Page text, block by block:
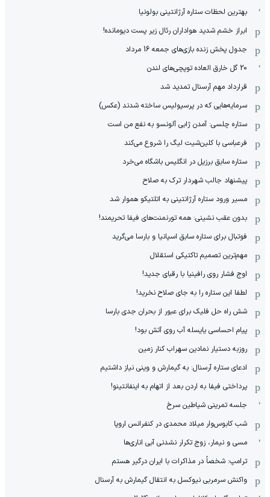
بهترین لحظات ستاره آرژانتینی بولونیا
ابراز خشم شدید هواداران رئال زیر پست دیومانده!
جدول پخش زنده بازی‌های جمعه 16 مرداد
20 گل خارق العاده توپچی‌های لندن
قرارداد مهم آرسنال تمدید شد
سرمایه‌هایی که در پرسپولیس ساخته شدند (عکس)
ستاره چلسی: آمدن ژابی آلونسو به نفع من است
فرعباسی با کلین‌شیت لیگ را شروع می‌کند
ستاره سابق برزیل در انگلیس باشگاه می‌خرد
پیشنهاد جالب شهردار ترک به صلاح
مسیر ورود ستاره آرژانتینی به اتلتیکو هموار شد
بدون عقب نشینی: همه تورنمنت‌های فیفا تحریمند!
فوتبال برای ستاره سابق اسپانیا و بارسا می‌گرید
مهم‌ترین تصمیم تاکتیکی استقلال
اوج فشار روی رافینیا با رقبای جدید!
لطفا این ستاره را به جای صلاح نخرید!
شش راه حل فلیک برای عبور از بحران جدی بارسا
پیام احساسی یایسله آب روی آتش بود!
روزبه دستیار نمادین سهراب کنار زمین
ادعای ستاره آرسنال: به گیمارش و وینی نیاز داشتیم
پرداختی فیفا به اردن بعد از اتهام به اینفانتینو!
جلسه تمرینی شیاطین سرخ
شب کابوس‌وار میلاد محمدی در کنفرانس اروپا
مسی و نیمار، زوج تکرار نشدنی آبی اناری‌ها
ترامپ: شخصاً در مذاکرات با ایران درگیر هستم
واکنش سرمربی نیوکسل به انتقال گیمارش به آرسنال